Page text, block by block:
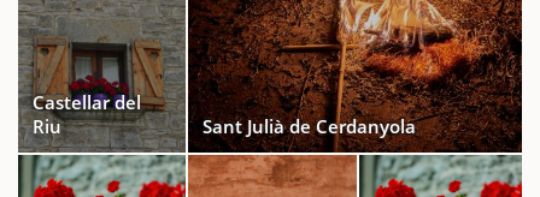
Castellar del
Riu
Sant Julià de Cerdanyola